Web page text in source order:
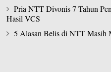
Pria NTT Divonis 7 Tahun
Hasil VCS
5 Alasan Belis di NTT Masih